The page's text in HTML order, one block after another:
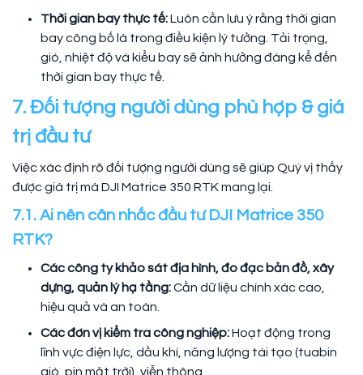
Thời gian bay thực tế:Luôn cần lưu ý rằng thời gian
bay công bố là trong điều kiện lý tưởng. Tải trọng,
gió, nhiệt độ và kiểu bay sẽ ảnh hưởng đáng kể đến
thời gian bay thực tế.
7. Đối tượng người dùng phù hợp & giá
trị đầu tư
Việc xác định rõ đối tượng người dùng sẽ giúp Quý vị thấy
được giá trị mà DJI Matrice 350 RTK mang lại.
7.1. Ai nên cân nhắc đầu tư DJI Matrice 350
RTK?
Các công ty khảo sát địa hình, đo đạc bản đồ, xây
dựng, quản lý hạ tầng:Cần dữ liệu chính xác cao,
hiệu quả và an toàn.
Các đơn vị kiểm tra công nghiệp:Hoạt động trong
lĩnh vực điện lực, dầu khí, năng lượng tái tạo (tuabin
gió, pin mặt trời), viễn thông.